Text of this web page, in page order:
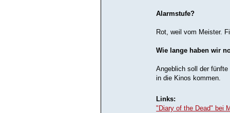
Alarmstufe?
Rot, weil vom Meister.
Wie lange haben wir
Angeblich soll der
in die Kinos kommen.
Links:
"Diary of the Dead" bei